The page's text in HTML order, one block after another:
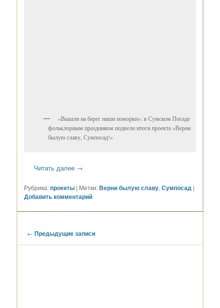
«Вышли на берег наши поморки»: в Сумском Посаде
фольклорным праздником подвели итоги проекта «Верни
былую славу, Сумпосад!»
Читать далее →
Рубрика:проекты | Метки:Верни былую славу,Сумпосад |
Добавить комментарий
Навигация
по
← Предыдущие записи